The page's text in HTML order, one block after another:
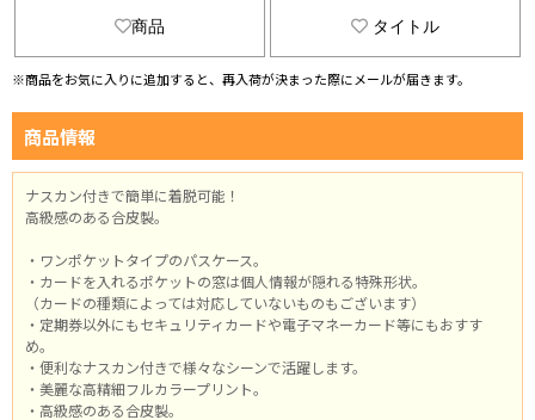
商品 タイトル
※商品をお気に入りに追加すると、再入荷が決まった際にメールが届きます。
商品情報
ナスカン付きで簡単に着脱可能！
高級感のある合皮製。
・ワンポケットタイプのパスケース。
・カードを入れるポケットの窓は個人情報が隠れる特殊形状。
（カードの種類によっては対応していないものもございます）
・定期券以外にもセキュリティカードや電子マネーカード等にもおすす
め。
・便利なナスカン付きで様々なシーンで活躍します。
・美麗な高精細フルカラープリント。
・高級感のある合皮製。